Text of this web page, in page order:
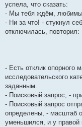
успела, что сказать:
- Мы тебя ждём,
- Ни за что! - стукнул
отключилась,
- Есть отклик опорного
исследовательского
заданным.
- Поисковый запрос, -
- Поисковый запрос
определены, - масштаб
уменьшился, и у правой